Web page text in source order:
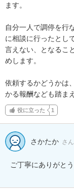
ます。
自分一人で調停を行
に相談に行ったとし
言えない、となるこ
めします。
依頼するかどうかは
かる報酬なども踏ま
役に立った 1
さかたか さん
ご丁寧にありがと